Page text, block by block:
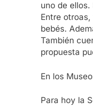
uno de
Entre
bebés.
También
propuesta
En los
Para hoy la